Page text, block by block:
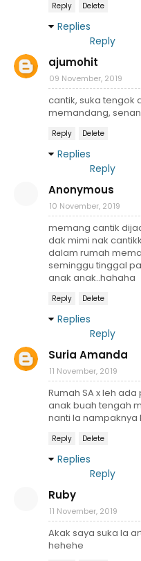
Reply Delete
Replies
Reply
ajumohit
09 November, 2019
cantik, suka tengok
memandang,
Reply Delete
Replies
Reply
Anonymous
10 November, 2019
memang cantik
dak mimi nak
dalam rumah
seminggu tinggal
anak anak..hahaha
Reply Delete
Replies
Reply
Suria Amanda
11 November, 2019
Rumah SA x leh
anak buah tengah
nanti la nampaknya
Reply Delete
Replies
Reply
Ruby
11 November, 2019
Akak saya suka la
hehehe